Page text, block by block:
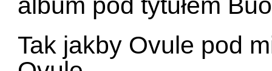
album pod tytułem
Tak jakby Ovule pod